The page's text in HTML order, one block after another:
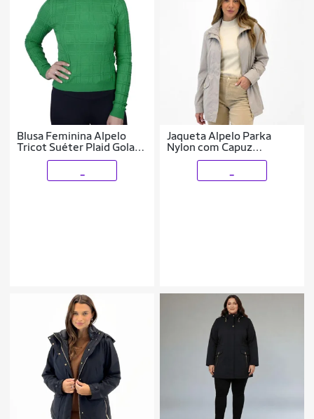
Blusa Feminina Alpelo
Tricot Suéter Plaid Gola
Alta Verde - 10900430
Jaqueta Alpelo Parka
Nylon com Capuz
Feminina